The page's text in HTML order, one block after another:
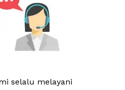
selalu melayani